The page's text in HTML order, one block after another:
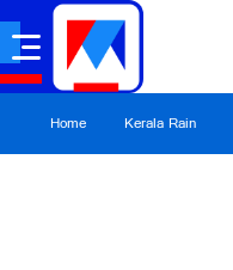
Home Kerala Rain